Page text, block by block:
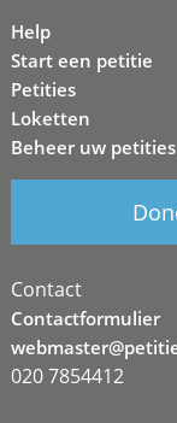
Help
Start een petitie
Petities
Loketten
Beheer uw petities
Contact
Contactformulier
020 7854412